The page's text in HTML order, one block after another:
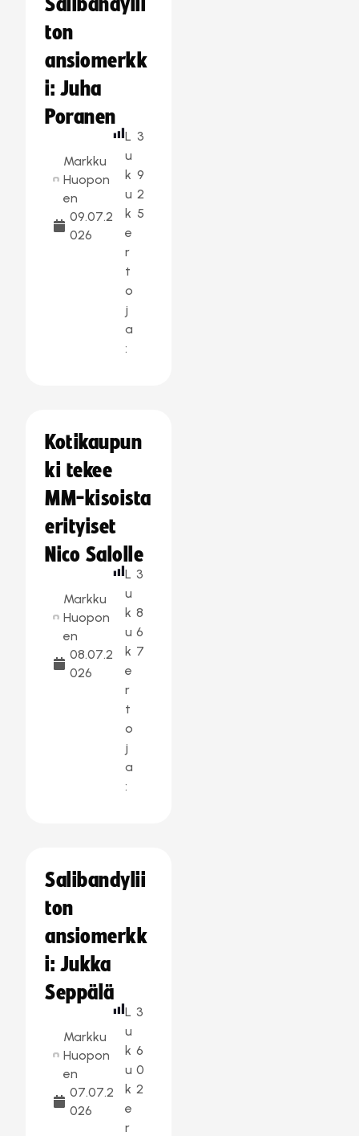
Salibandylii
ton
ansiomerkk
i: Juha
Poranen
Markku
Huopon
en
09.07.2
026
L
u
k
u
k
e
r
t
o
j
a
:
3
9
2
5
Kotikaupun
ki tekee
MM-kisoista
erityiset
Nico Salolle
Markku
Huopon
en
08.07.2
026
L
u
k
u
k
e
r
t
o
j
a
:
3
8
6
7
Salibandylii
ton
ansiomerkk
i: Jukka
Seppälä
Markku
Huopon
en
07.07.2
026
L
u
k
u
k
e
r
3
6
0
2